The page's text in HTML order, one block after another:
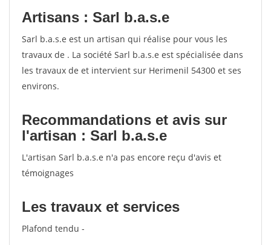
Artisans : Sarl b.a.s.e
Sarl b.a.s.e est un artisan qui réalise pour vous les
travaux de . La société Sarl b.a.s.e est spécialisée dans
les travaux de et intervient sur Herimenil 54300 et ses
environs.
Recommandations et avis sur
l'artisan : Sarl b.a.s.e
L'artisan Sarl b.a.s.e n'a pas encore reçu d'avis et
témoignages
Les travaux et services
Plafond tendu -